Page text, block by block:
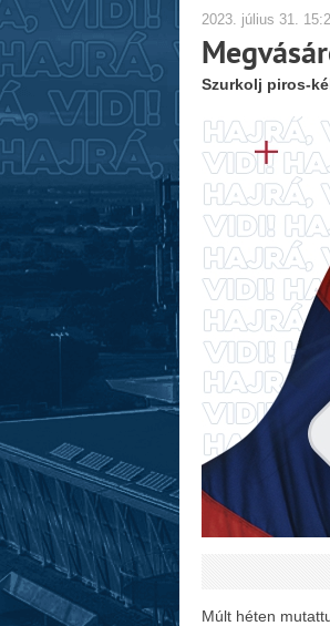
2023. július 31.
Szurkolj piros-
Múlt héten